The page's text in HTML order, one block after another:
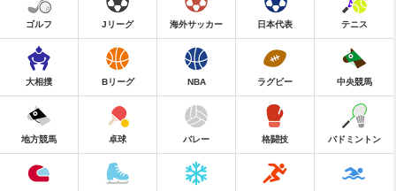
ゴルフ Jリーグ 海外サッカー 日本代表 テニス
大相撲 Bリーグ NBA ラグビー 中央競馬
地方競馬 卓球 バレー 格闘技 バドミントン